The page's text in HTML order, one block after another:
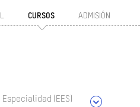
CURSOS ADMISIÓN
(EES)